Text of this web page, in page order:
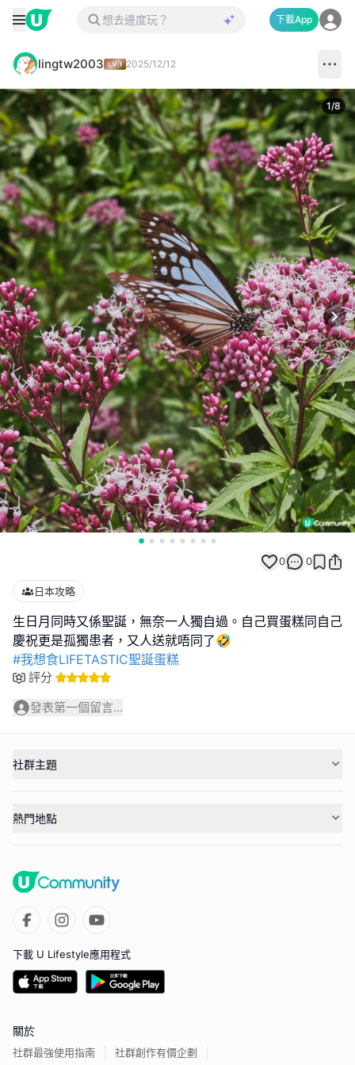
下載App
lingtw2003 2025/12/12
1/8
0 0
日本攻略
生日月同時又係聖誕，無奈一人獨自過。自己買蛋糕同自己
#我想食LIFETASTIC聖誕蛋糕
評分
發表第一個留言...
社群主題
熱門地點
下載 U Lifestyle應用程式
關於
社群最強使用指南 社群創作有價企劃